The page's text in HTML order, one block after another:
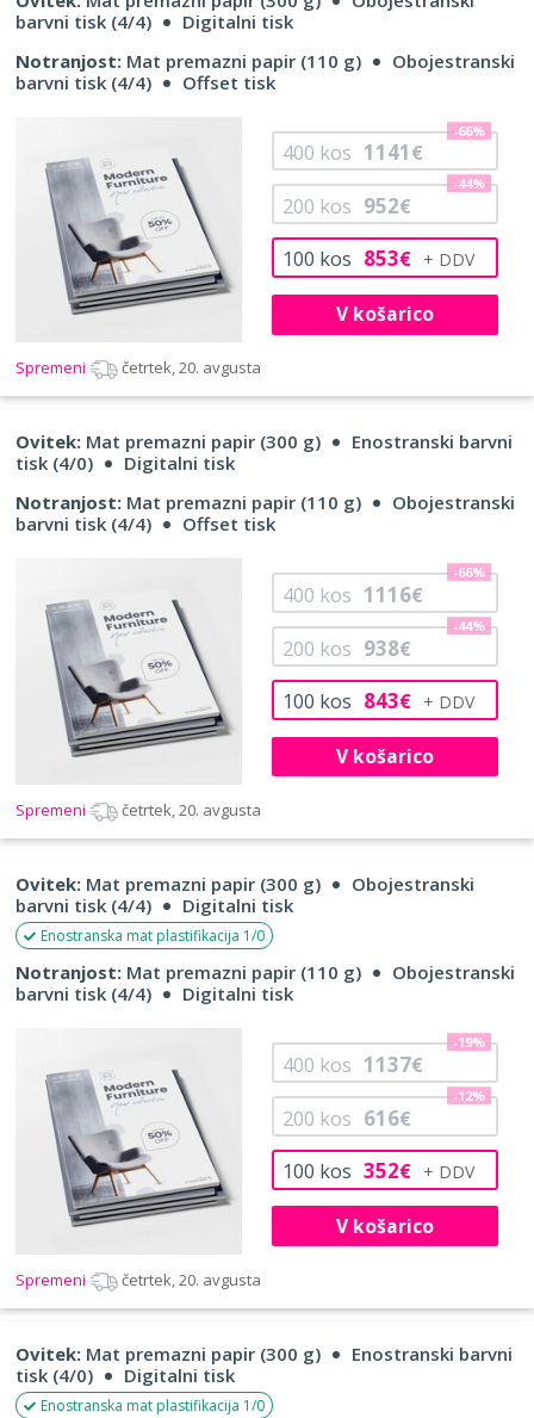
barvni tisk (4/4)
Digitalni tisk
Notranjost: Mat premazni papir (110 g)
Obojestranski
barvni tisk (4/4)
Offset tisk
100 kos 853€
200 kos 952€
-44%
400 kos 1141€
-66%
V košarico
Spremeni četrtek, 20. avgusta
Ovitek: Mat premazni papir (300 g)
Enostranski barvni
tisk (4/0)
Digitalni tisk
Notranjost: Mat premazni papir (110 g)
Obojestranski
barvni tisk (4/4)
Offset tisk
100 kos 843€
200 kos 938€
-44%
400 kos 1116€
-66%
V košarico
Spremeni četrtek, 20. avgusta
Ovitek: Mat premazni papir (300 g)
Obojestranski
barvni tisk (4/4)
Digitalni tisk
Enostranska mat plastifikacija 1/0
Notranjost: Mat premazni papir (110 g)
Obojestranski
barvni tisk (4/4)
Digitalni tisk
100 kos 352€
200 kos 616€
-12%
400 kos 1137€
-19%
V košarico
Spremeni četrtek, 20. avgusta
Ovitek: Mat premazni papir (300 g)
Enostranski barvni
tisk (4/0)
Digitalni tisk
Enostranska mat plastifikacija 1/0